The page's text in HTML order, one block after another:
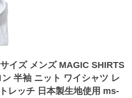
イズ メンズ MAGIC SHIRTS
半袖 ニット ワイシャツ レ
レッチ 日本製生地使用 ms-